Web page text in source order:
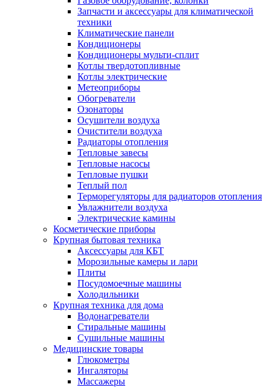
Запчасти и аксессуары для климатической
техники
Климатические панели
Кондиционеры
Кондиционеры мульти-сплит
Котлы твердотопливные
Котлы электрические
Метеоприборы
Обогреватели
Озонаторы
Осушители воздуха
Очистители воздуха
Радиаторы отопления
Тепловые завесы
Тепловые насосы
Тепловые пушки
Теплый пол
Терморегуляторы для радиаторов отопления
Увлажнители воздуха
Электрические камины
Косметические приборы
Крупная бытовая техника
Аксессуары для КБТ
Морозильные камеры и лари
Плиты
Посудомоечные машины
Холодильники
Крупная техника для дома
Водонагреватели
Стиральные машины
Сушильные машины
Медицинские товары
Глюкометры
Ингаляторы
Массажеры